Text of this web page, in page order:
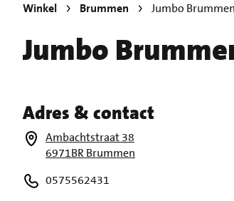
Winkel Brummen Jumbo
Jumbo
Adres & contact
Ambachtstraat 38
6971BR Brummen
0575562431